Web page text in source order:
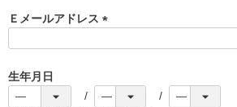
)
Ｅメールアドレス
)
生年月日